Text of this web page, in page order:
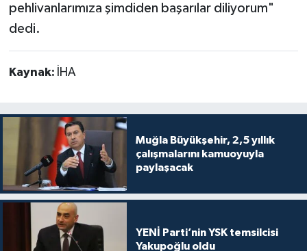
pehlivanlarımıza şimdiden başarılar diliyorum"
dedi.
Kaynak: İHA
Muğla Büyükşehir, 2,5 yıllık
çalışmalarını kamuoyuyla
paylaşacak
YENİ Parti’nin YSK temsilcisi
Yakupoğlu oldu